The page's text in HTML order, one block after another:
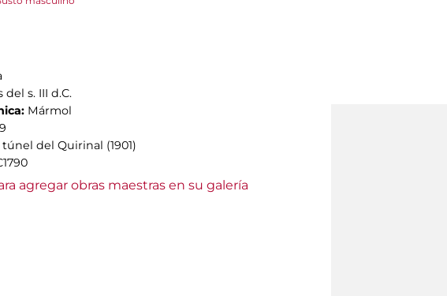
del s. III d.C.
Mármol
túnel del Quirinal (1901)
agregar obras maestras en su galería